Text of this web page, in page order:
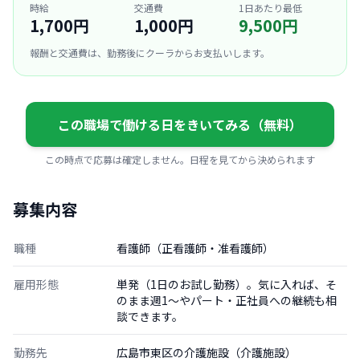
時給
1,700円
交通費
1,000円
1日あたり最低
9,500円
報酬と交通費は、勤務後にクーラからお支払いします。
この職場で働ける日をきいてみる（無料）
この時点で応募は確定しません。日程を見てから決められます
募集内容
職種 看護師（正看護師・准看護師）
雇用形態
単発（1日のお試し勤務）。気に入れば、そ
のまま週1〜やパート・正社員への継続も相
談できます。
勤務先 広島市東区の介護施設（介護施設）